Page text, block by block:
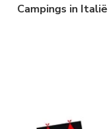
Campings in Italië